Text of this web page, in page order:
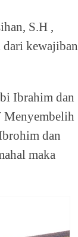
S.H ,
kewajiban
Ibrahim dan
Menyembelih
dan
maka